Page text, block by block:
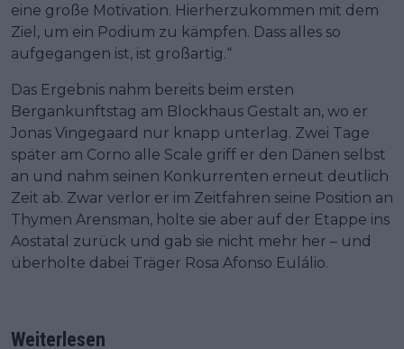
eine große Motivation. Hierherzukommen mit dem
Ziel, um ein Podium zu kämpfen. Dass alles so
aufgegangen ist, ist großartig.“
Das Ergebnis nahm bereits beim ersten
Bergankunftstag am Blockhaus Gestalt an, wo er
Jonas Vingegaard nur knapp unterlag. Zwei Tage
später am Corno alle Scale griff er den Dänen selbst
an und nahm seinen Konkurrenten erneut deutlich
Zeit ab. Zwar verlor er im Zeitfahren seine Position an
Thymen Arensman, holte sie aber auf der Etappe ins
Aostatal zurück und gab sie nicht mehr her – und
überholte dabei Träger Rosa Afonso Eulálio.
Weiterlesen